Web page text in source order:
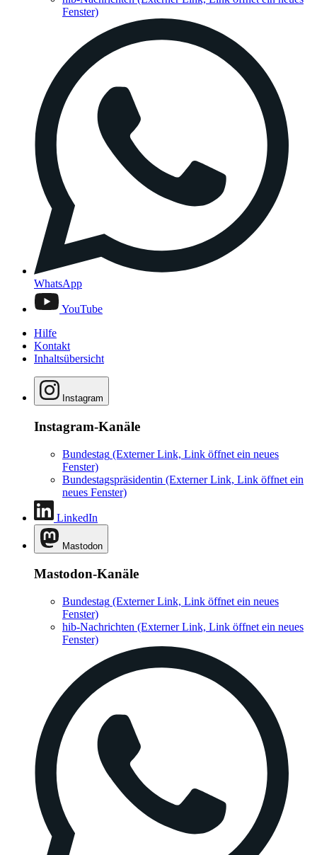
Fenster)
WhatsApp
YouTube
Hilfe
Kontakt
Inhaltsübersicht
Instagram
Instagram-Kanäle
Bundestag (Externer Link, Link öffnet ein neues
Fenster)
Bundestagspräsidentin (Externer Link, Link öffnet ein
neues Fenster)
LinkedIn
Mastodon
Mastodon-Kanäle
Bundestag (Externer Link, Link öffnet ein neues
Fenster)
hib-Nachrichten (Externer Link, Link öffnet ein neues
Fenster)